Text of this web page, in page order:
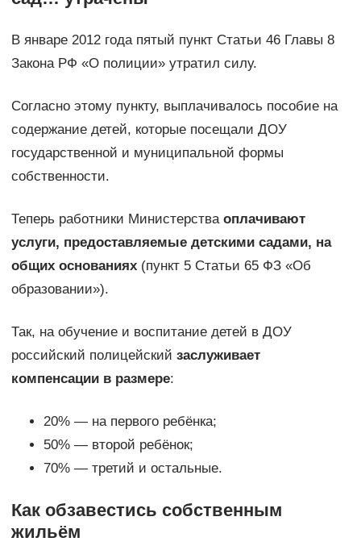
В январе 2012 года пятый пункт Статьи 46 Главы 8
Закона РФ «О полиции» утратил силу.
Согласно этому пункту, выплачивалось пособие на
содержание детей, которые посещали ДОУ
государственной и муниципальной формы
собственности.
Теперь работники Министерства оплачивают
услуги, предоставляемые детскими садами, на
общих основаниях(пункт 5 Статьи 65 ФЗ «Об
образовании»).
Так, на обучение и воспитание детей в ДОУ
российский полицейский заслуживает
компенсации в размере:
20% — на первого ребёнка;
50% — второй ребёнок;
70% — третий и остальные.
Как обзавестись собственным
жильём